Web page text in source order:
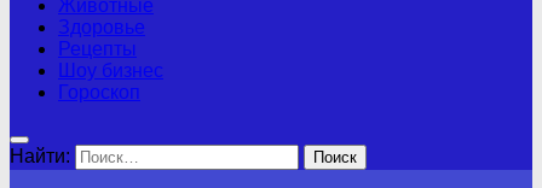
Животные
Здоровье
Рецепты
Шоу бизнес
Гороскоп
Найти: